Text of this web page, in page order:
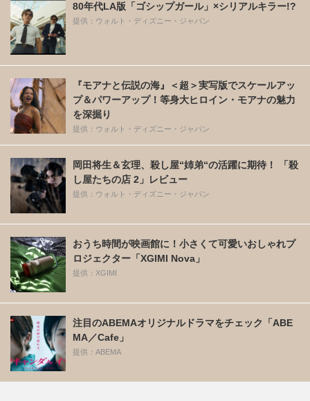
80年代LA版「ゴシップガール」×シリアルキラー!?
提供：ウォルト・ディズニー・ジャパン
『モアナと伝説の海』＜超＞実写版でスケールアッ
プ＆パワーアップ！等身大ヒロイン・モアナの魅力
を深掘り
提供：ウォルト・ディズニー・ジャパン
岡田将生＆玄理、殺し屋“姉弟“の活躍に期待！ 「殺
し屋たちの店 2」レビュー
提供：ウォルト・ディズニー・ジャパン
おうち時間が映画館に！小さくて可愛いおしゃれプ
ロジェクター「XGIMI Nova」
提供：XGIMI
注目のABEMAオリジナルドラマをチェック「ABE
MA／Cafe」
提供：ABEMA